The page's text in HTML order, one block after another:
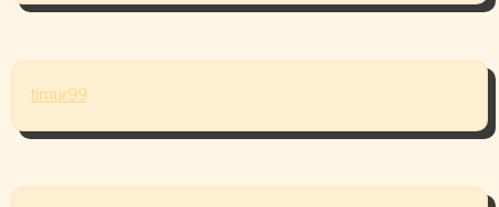
timur99